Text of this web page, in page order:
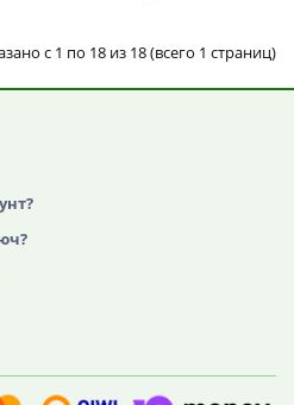
с 1 по 18 из 18 (всего 1 страниц)